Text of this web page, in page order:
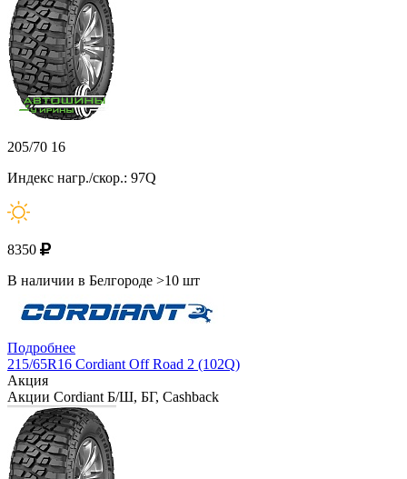
205/70 16
Индекс нагр./скор.: 97Q
8350
В наличии в Белгороде >10 шт
Подробнее
215/65R16 Cordiant Off Road 2 (102Q)
Акция
Акции Cordiant Б/Ш, БГ, Cashback